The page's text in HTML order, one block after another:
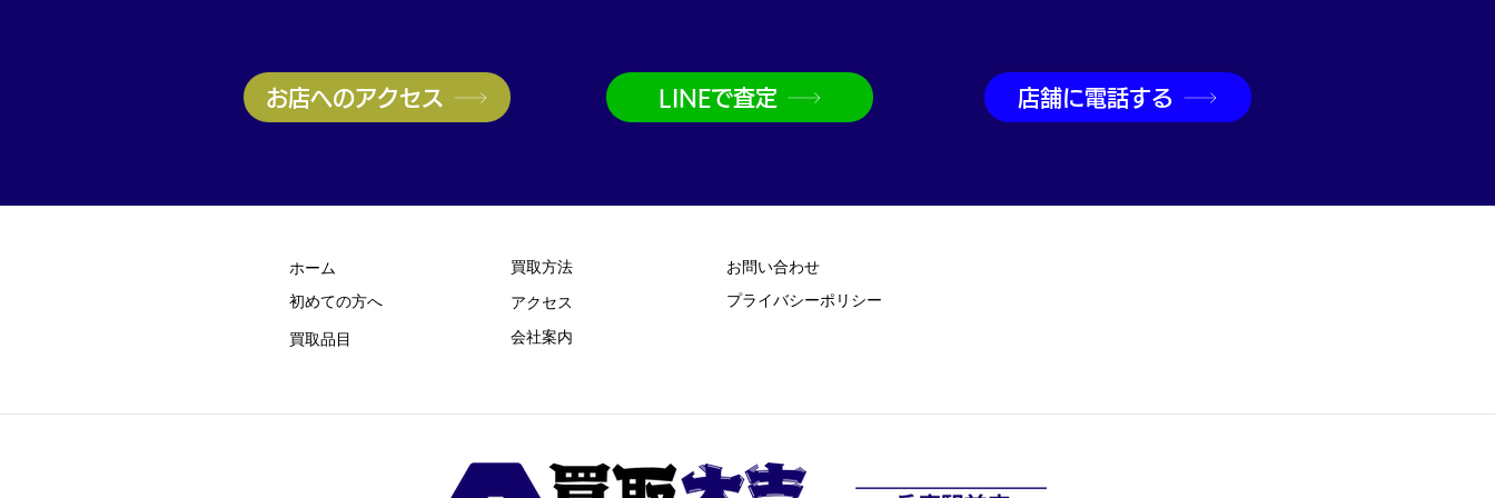
お店へのアクセス LINEで査定 店舗に電話する
ホーム
初めての方​へ
買取品目
買取方法
​アクセス
お問い合わせ
プライバシーポリシー
​会社案内